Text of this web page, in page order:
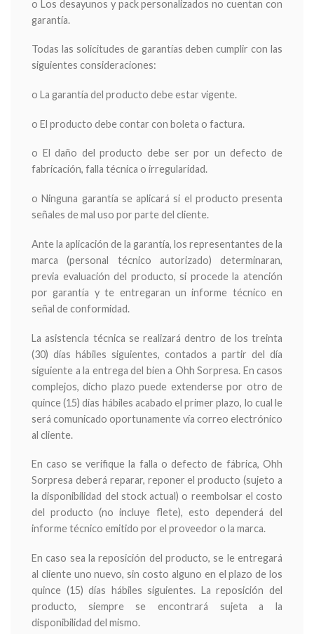
o Los desayunos y pack personalizados no cuentan con
garantía.
Todas las solicitudes de garantías deben cumplir con las
siguientes consideraciones:
o La garantía del producto debe estar vigente.
o El producto debe contar con boleta o factura.
o El daño del producto debe ser por un defecto de
fabricación, falla técnica o irregularidad.
o Ninguna garantía se aplicará si el producto presenta
señales de mal uso por parte del cliente.
Ante la aplicación de la garantía, los representantes de la
marca (personal técnico autorizado) determinaran,
previa evaluación del producto, si procede la atención
por garantía y te entregaran un informe técnico en
señal de conformidad.
La asistencia técnica se realizará dentro de los treinta
(30) días hábiles siguientes, contados a partir del día
siguiente a la entrega del bien a Ohh Sorpresa. En casos
complejos, dicho plazo puede extenderse por otro de
quince (15) días hábiles acabado el primer plazo, lo cual le
será comunicado oportunamente vía correo electrónico
al cliente.
En caso se verifique la falla o defecto de fábrica, Ohh
Sorpresa deberá reparar, reponer el producto (sujeto a
la disponibilidad del stock actual) o reembolsar el costo
del producto (no incluye flete), esto dependerá del
informe técnico emitido por el proveedor o la marca.
En caso sea la reposición del producto, se le entregará
al cliente uno nuevo, sin costo alguno en el plazo de los
quince (15) días hábiles siguientes. La reposición del
producto, siempre se encontrará sujeta a la
disponibilidad del mismo.